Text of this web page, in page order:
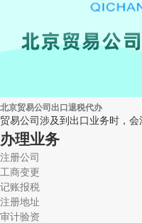
北京贸易公司出口退税代办
贸易公司涉及到出口业务时，
办理业务
注册公司
工商变更
记账报税
注册地址
审计验资